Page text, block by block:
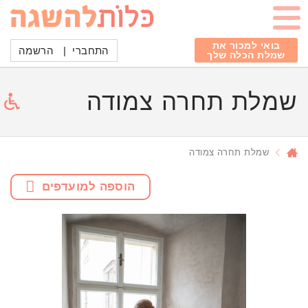
בואי למכור את
שמלת הכלה שלך
התחברי | הרשמה
שמלת תחרה צמודה
שמלת תחרה צמודה
הוספה למועדפים